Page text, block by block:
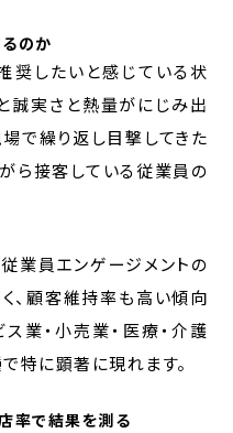
のか
奨したいと感じている状
誠実さと熱量がにじみ出
で繰り返し目撃してきた
ら接客している従業員の
業員エンゲージメントの
、顧客維持率も高い傾向
業・小売業・医療・介護
特に顕著に現れます。
率で結果を測る